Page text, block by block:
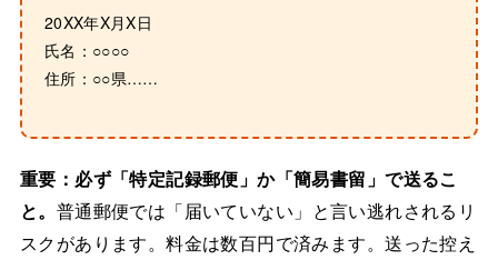
20XX年X月X日
氏名：○○○○
住所：○○県……
重要：必ず「特定記録郵便」か「簡易書留」で送るこ
と。 普通郵便では「届いていない」と言い逃れされるリ
スクがあります。料金は数百円で済みます。送った控え